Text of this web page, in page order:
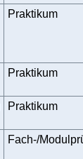
Praktikum
Praktikum
Praktikum
Fach-/